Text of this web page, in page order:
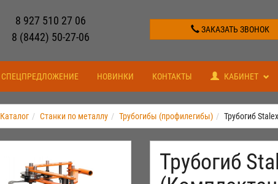
8 927 510 27 06
8 (8442) 50-27-06
ЗАКАЗАТЬ ЗВОНОК
СПЕЦПРЕДЛОЖЕНИЕ НОВИНКИ КОНТАКТЫ КАБИНЕТ
Каталог Станки по металлу Трубогибы (профилегибы) Трубогиб
Трубогиб